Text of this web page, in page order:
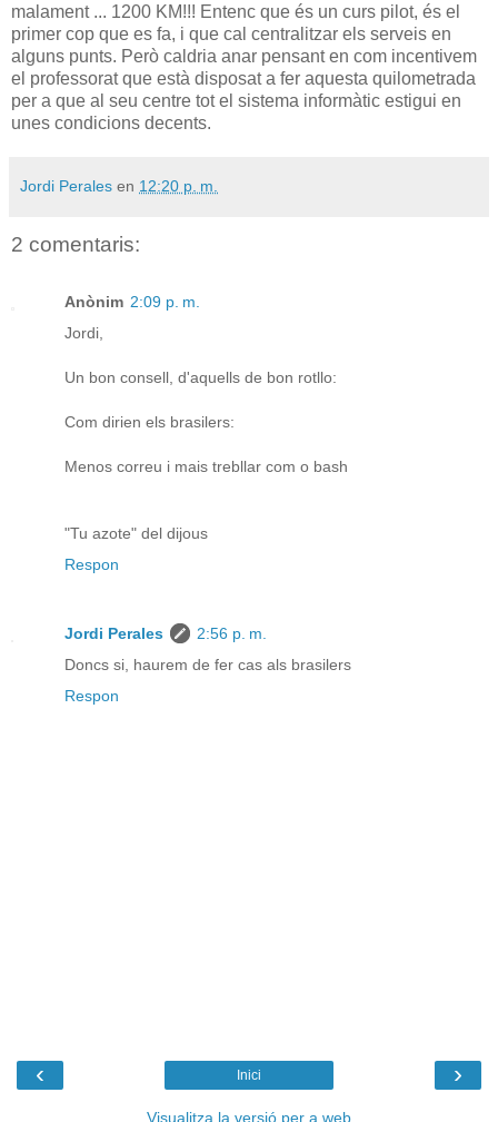
malament ... 1200 KM!!! Entenc que és un curs pilot, és el
primer cop que es fa, i que cal centralitzar els serveis en
alguns punts. Però caldria anar pensant en com incentivem
el professorat que està disposat a fer aquesta quilometrada
per a que al seu centre tot el sistema informàtic estigui en
unes condicions decents.
Jordi Perales en 12:20 p. m.
2 comentaris:
Anònim 2:09 p. m.
Jordi,
Un bon consell, d'aquells de bon rotllo:
Com dirien els brasilers:
Menos correu i mais trebllar com o bash
"Tu azote" del dijous
Respon
Jordi Perales
2:56 p. m.
Doncs si, haurem de fer cas als brasilers
Respon
‹ ›
Inici
Visualitza la versió per a web